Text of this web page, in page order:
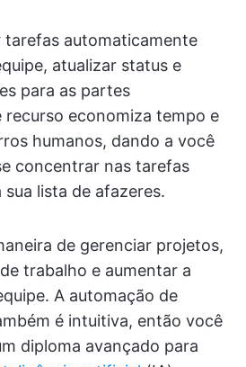
tarefas automaticamente
atualizar status e
para as partes
recurso economiza tempo e
humanos, dando a você
concentrar nas tarefas
sua lista de afazeres.
de gerenciar projetos,
trabalho e aumentar a
A automação de
é intuitiva, então você
diploma avançado para